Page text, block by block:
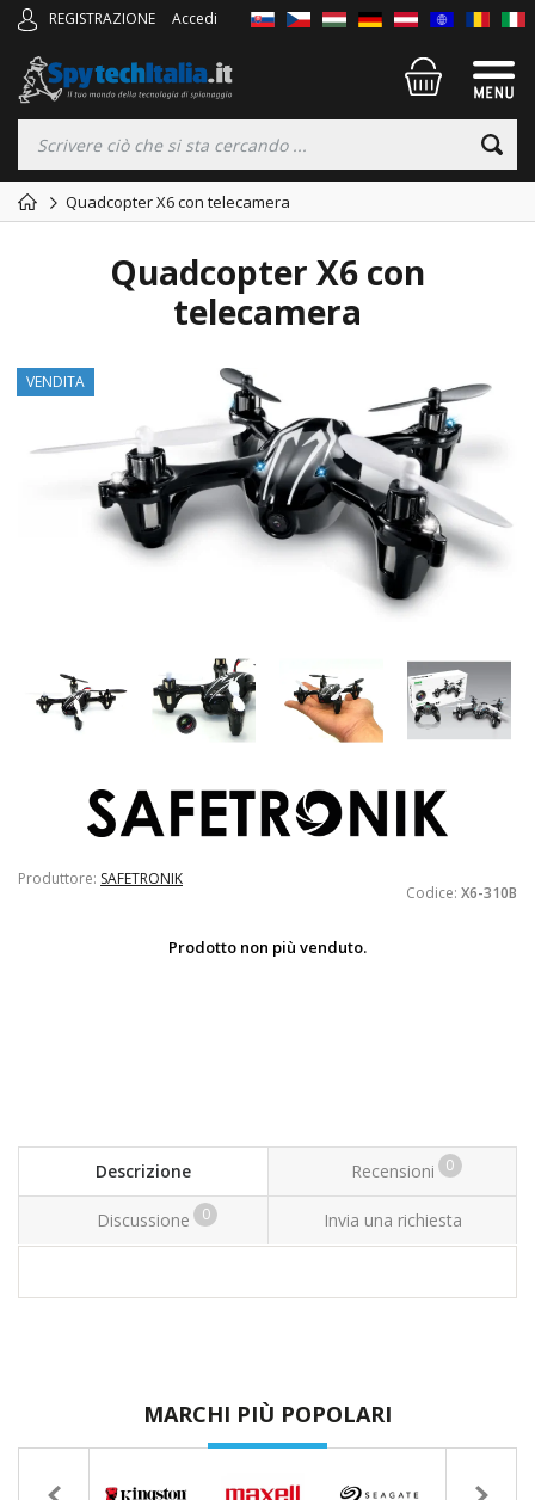
REGISTRAZIONE Accedi
Quadcopter X6 con telecamera
Quadcopter X6 con
telecamera
VENDITA
Produttore: SAFETRONIK
Codice: X6-310B
Prodotto non più venduto.
Descrizione Recensioni 0
Discussione 0 Invia una richiesta
MARCHI PIÙ POPOLARI